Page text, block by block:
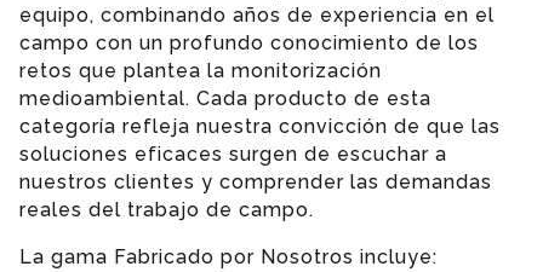
equipo, combinando años de experiencia en el
campo con un profundo conocimiento de los
retos que plantea la monitorización
medioambiental. Cada producto de esta
categoría refleja nuestra convicción de que las
soluciones eficaces surgen de escuchar a
nuestros clientes y comprender las demandas
reales del trabajo de campo.
La gama Fabricado por Nosotros incluye: